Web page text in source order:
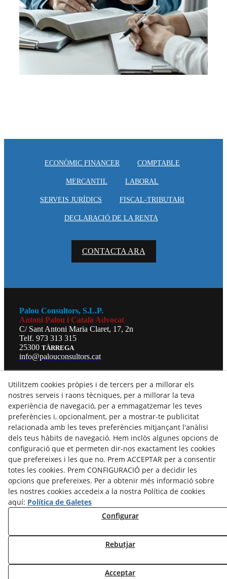
ECONÒMIC FINANCER COMPTABLE
MERCANTIL LABORAL
SERVEIS JURÍDICS FISCAL-TRIBUTARI
DECLARACIÓ DE LA RENTA
CONTACTA ARA
Palou Consultors, S.L.P.
Antoni Palou i Català Advocat
C/ Sant Antoni Maria Claret, 17, 2n
Telf. 973 313 315
25300 TÀRREGA
info@palouconsultors.cat
DE DILLUNS A DIJOUS:
De 9:00h a 14:00h i de 16:00h a 19:00h
DIVENDRES:
De 9:00h a 15:00h
Política Cookies
Política de Privacitat Declaració d'Accesibilitat
© 08/2026 PALOU CONSULTORS, S.L.P. - Tots els drets
reservats.
Utilitzem cookies pròpies i de tercers per a millorar els
nostres serveis i raons tècniques, per a millorar la teva
experiència de navegació, per a emmagatzemar les teves
preferències i, opcionalment, per a mostrar-te publicitat
relacionada amb les teves preferències mitjançant l'anàlisi
dels teus hàbits de navegació. Hem inclòs algunes opcions de
configuració que et permeten dir-nos exactament les cookies
que prefereixes i les que no. Prem ACCEPTAR per a consentir
totes les cookies. Prem CONFIGURACIÓ per a decidir les
opcions que prefereixes. Per a obtenir més informació sobre
les nostres cookies accedeix a la nostra Política de cookies
aquí: Política de Galetes
Configurar
Rebutjar
Acceptar